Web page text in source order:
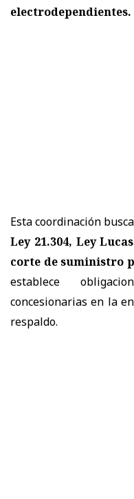
electrodependientes.
Esta coordinación
Ley 21.304, Ley
corte de suministro
establece
concesionarias en la
respaldo.